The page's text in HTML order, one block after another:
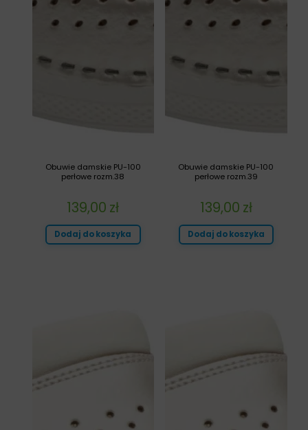
Obuwie damskie PU-100
perłowe rozm.39
139,00 zł
Dodaj do koszyka
Obuwie damskie PU-100
perłowe rozm.38
139,00 zł
Dodaj do koszyka